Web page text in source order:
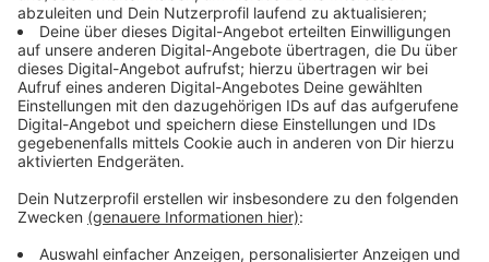
sich jetzt genauer nach der Qualm-Ursache
umzusehen. Verletzt wurde niemand.
Anzeige
Anzeige